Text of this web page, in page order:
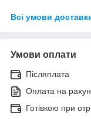
Всі умови
Умови оплати
Післяплата
Оплата на
Готівкою при